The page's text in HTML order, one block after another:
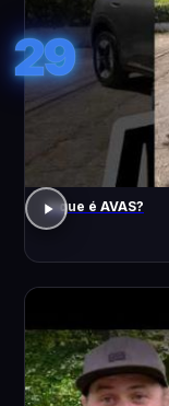
29
o que é AVAS?